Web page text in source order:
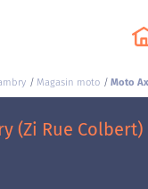
Magasin moto Moto
(Zi Rue Colbert)